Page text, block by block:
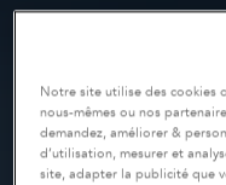
Notre site utilise des cookies
nous-mêmes ou nos
demandez, améliorer &
d’utilisation, mesurer et
site, adapter la publicité que